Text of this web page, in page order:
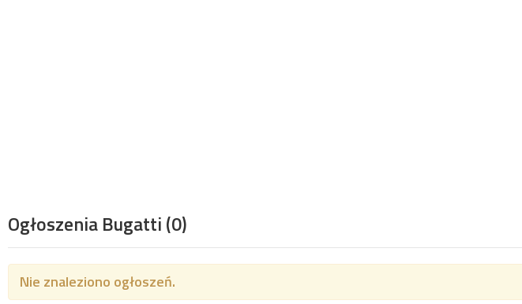
Ogłoszenia Bugatti(0)
Nie znaleziono ogłoszeń.